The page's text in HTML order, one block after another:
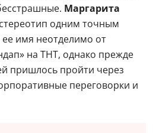
Маргарита
одним точным
имя неотделимо от
на ТНТ, однако прежде
пришлось пройти через
переговорки и